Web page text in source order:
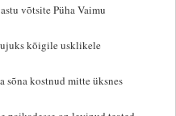
võtsite Püha Vaimu
kõigile usklikele
sõna kostnud mitte üksnes